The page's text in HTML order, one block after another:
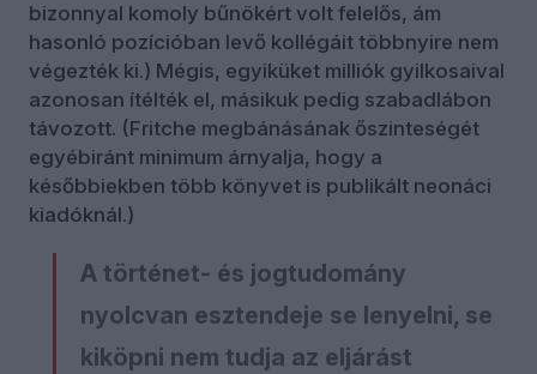
bizonnyal komoly bűnökért volt felelős, ám
hasonló pozícióban levő kollégáit többnyire nem
végezték ki.) Mégis, egyiküket milliók gyilkosaival
azonosan ítélték el, másikuk pedig szabadlábon
távozott. (Fritche megbánásának őszinteségét
egyébiránt minimum árnyalja, hogy a
későbbiekben több könyvet is publikált neonáci
kiadóknál.)
A történet- és jogtudomány
nyolcvan esztendeje se lenyelni, se
kiköpni nem tudja az eljárást